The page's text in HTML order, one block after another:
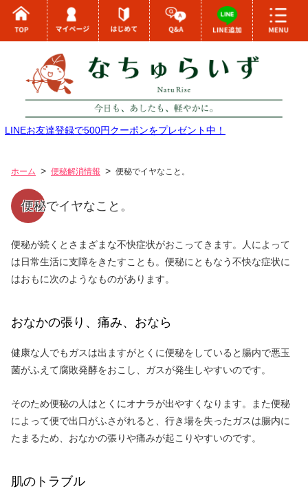
LINEお友達登録で500円クーポンをプレゼント中！
ホーム 便秘解消情報 便秘でイヤなこと。
便秘でイヤなこと。
便秘が続くとさまざまな不快症状がおこってきます。人によって
は日常生活に支障をきたすことも。便秘にともなう不快な症状に
はおもに次のようなものがあります。
おなかの張り、痛み、おなら
健康な人でもガスは出ますがとくに便秘をしていると腸内で悪玉
菌がふえて腐敗発酵をおこし、ガスが発生しやすいのです。
そのため便秘の人はとくにオナラが出やすくなります。また便秘
によって便で出口がふさがれると、行き場を失ったガスは腸内に
たまるため、おなかの張りや痛みが起こりやすいのです。
肌のトラブル